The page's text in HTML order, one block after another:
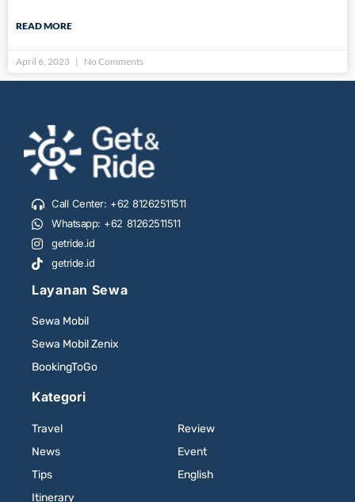
READ MORE
April 6, 2023 No Comments
Call Center: +62 81262511511
Whatsapp: +62 81262511511
getride.id
getride.id
Layanan Sewa
Sewa Mobil
Sewa Mobil Zenix
BookingToGo
Kategori
Travel
News
Tips
Itinerary
Review
Event
English